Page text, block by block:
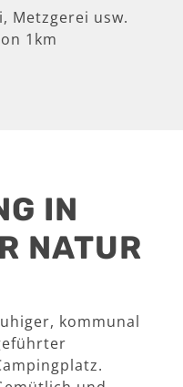
Metzgerei usw.
1km
IN
NATUR